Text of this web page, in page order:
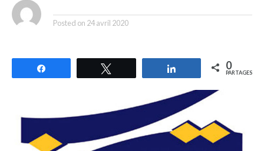
Posted on 24 avril 2020
Partagez 0
PARTAGES